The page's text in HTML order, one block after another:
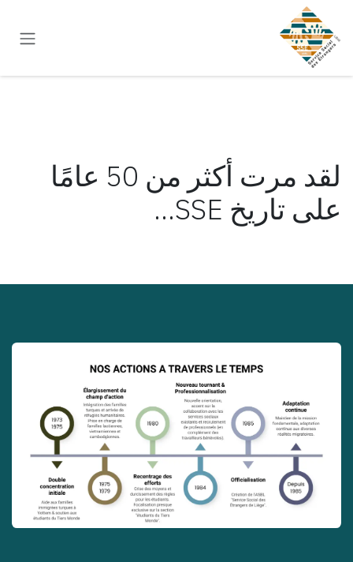
تخطي للذهاب إلى المحتوى
لقد مرت أكثر من 50 عامًا
على تاريخ SSE...